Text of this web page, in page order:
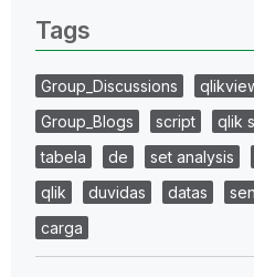
Tags
Group_Discussions
Group_Blogs
script qlik
tabela
de set analysis
qlik
duvidas datas
carga